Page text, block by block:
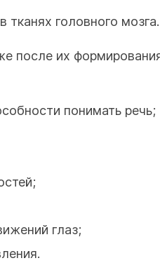
головного мозга.
после их
понимать речь;
глаз;